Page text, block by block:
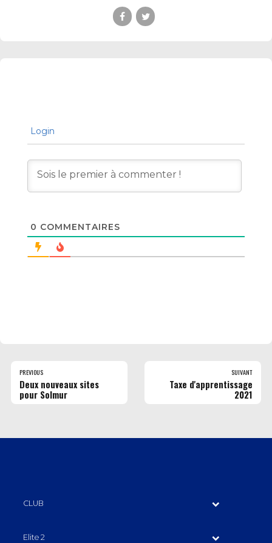
Login
0 COMMENTAIRES
PREVIOUS
Deux nouveaux sites
pour Solmur
SUIVANT
Taxe d'apprentissage
2021
CLUB
Elite 2